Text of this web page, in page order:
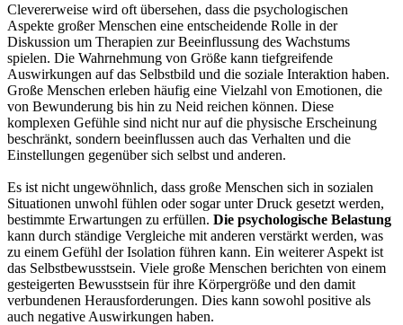
Clevererweise wird oft übersehen, dass die psychologischen
Aspekte großer Menschen eine entscheidende Rolle in der
Diskussion um Therapien zur Beeinflussung des Wachstums
spielen. Die Wahrnehmung von Größe kann tiefgreifende
Auswirkungen auf das Selbstbild und die soziale Interaktion haben.
Große Menschen erleben häufig eine Vielzahl von Emotionen, die
von Bewunderung bis hin zu Neid reichen können. Diese
komplexen Gefühle sind nicht nur auf die physische Erscheinung
beschränkt, sondern beeinflussen auch das Verhalten und die
Einstellungen gegenüber sich selbst und anderen.
Es ist nicht ungewöhnlich, dass große Menschen sich in sozialen
Situationen unwohl fühlen oder sogar unter Druck gesetzt werden,
bestimmte Erwartungen zu erfüllen. Die psychologische Belastung
kann durch ständige Vergleiche mit anderen verstärkt werden, was
zu einem Gefühl der Isolation führen kann. Ein weiterer Aspekt ist
das Selbstbewusstsein. Viele große Menschen berichten von einem
gesteigerten Bewusstsein für ihre Körpergröße und den damit
verbundenen Herausforderungen. Dies kann sowohl positive als
auch negative Auswirkungen haben.